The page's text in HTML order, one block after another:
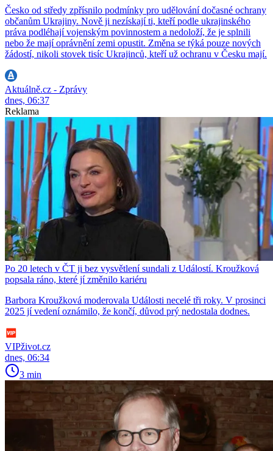
Česko od středy zpřísnilo podmínky pro udělování dočasné ochrany
občanům Ukrajiny. Nově ji nezískají ti, kteří podle ukrajinského
práva podléhají vojenským povinnostem a nedoloží, že je splnili
nebo že mají oprávnění zemi opustit. Změna se týká pouze nových
žádostí, nikoli stovek tisíc Ukrajinců, kteří už ochranu v Česku mají.
Aktuálně.cz - Zprávy
dnes, 06:37
Reklama
Po 20 letech v ČT ji bez vysvětlení sundali z Událostí. Kroužková
popsala ráno, které jí změnilo kariéru
Barbora Kroužková moderovala Události necelé tři roky. V prosinci
2025 jí vedení oznámilo, že končí, důvod prý nedostala dodnes.
VIPživot.cz
dnes, 06:34
3 min